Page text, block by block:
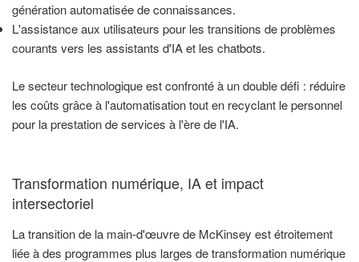
génération automatisée de connaissances.
L'assistance aux utilisateurs pour les transitions de problèmes
courants vers les assistants d'IA et les chatbots.
Le secteur technologique est confronté à un double défi : réduire
les coûts grâce à l'automatisation tout en recyclant le personnel
pour la prestation de services à l'ère de l'IA.
Transformation numérique, IA et impact
intersectoriel
La transition de la main-d'œuvre de McKinsey est étroitement
liée à des programmes plus larges de transformation numérique